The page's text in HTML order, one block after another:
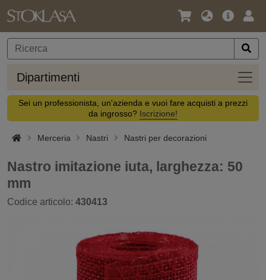
Lingua
Valuta
Offerta
Dipartimenti
Sei un professionista, un'azienda e vuoi fare acquisti a prezzi
da ingrosso? Iscrizione!
Merceria Nastri Nastri per decorazioni
Nastro imitazione iuta, larghezza: 50
mm
Codice articolo: 430413